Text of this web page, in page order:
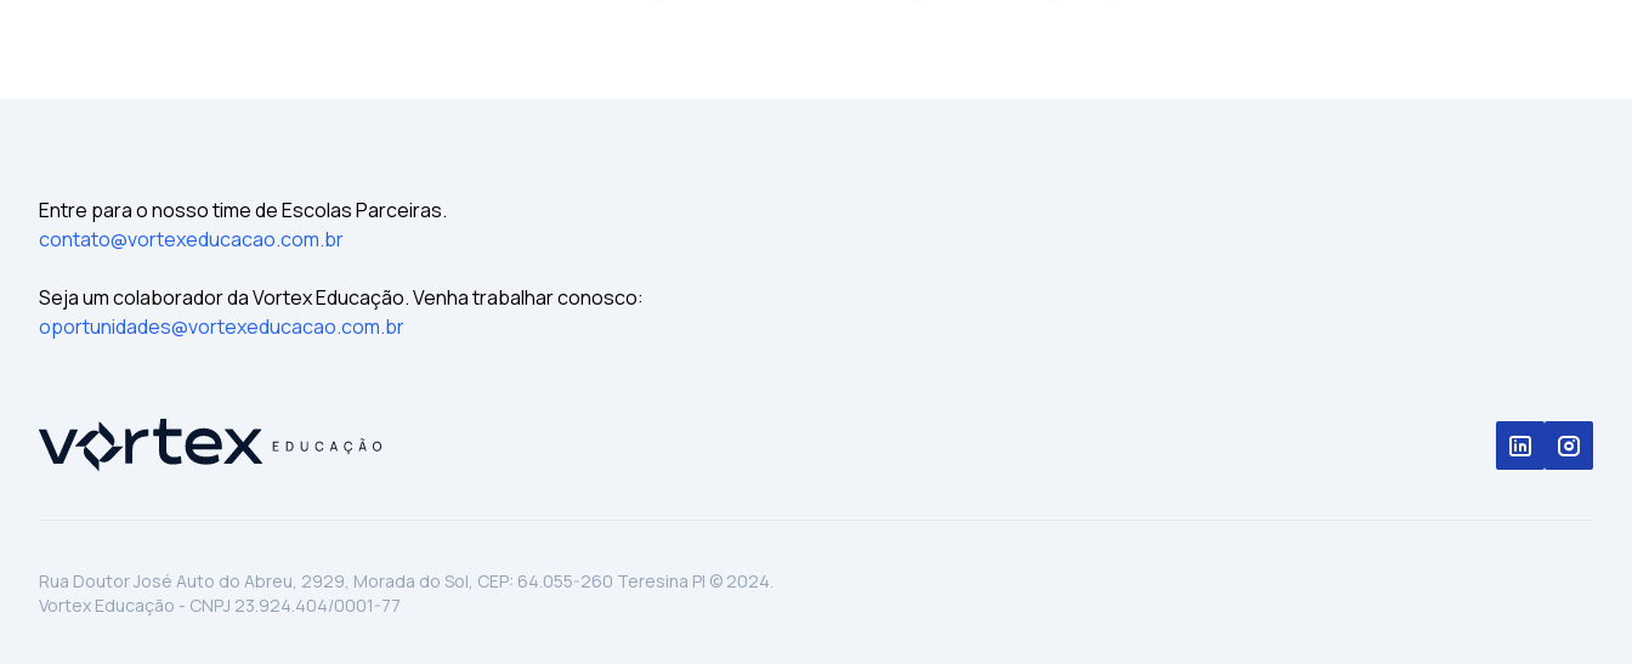
Entre para o nosso time de Escolas Parceiras.
contato@vortexeducacao.com.br
Seja um colaborador da Vortex Educação. Venha trabalhar conosco:
oportunidades@vortexeducacao.com.br
Rua Doutor José Auto do Abreu, 2929, Morada do Sol, CEP: 64.055-260 Teresina PI © 2024.
Vortex Educação - CNPJ 23.924.404/0001-77